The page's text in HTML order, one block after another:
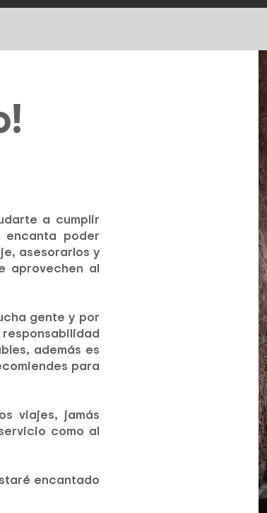
a cumplir
poder
asesorarlos y
aprovechen al
gente y por
además es
para
viajes, jamás
como al
encantado